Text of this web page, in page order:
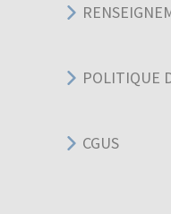
POLITIQUE
CGUS